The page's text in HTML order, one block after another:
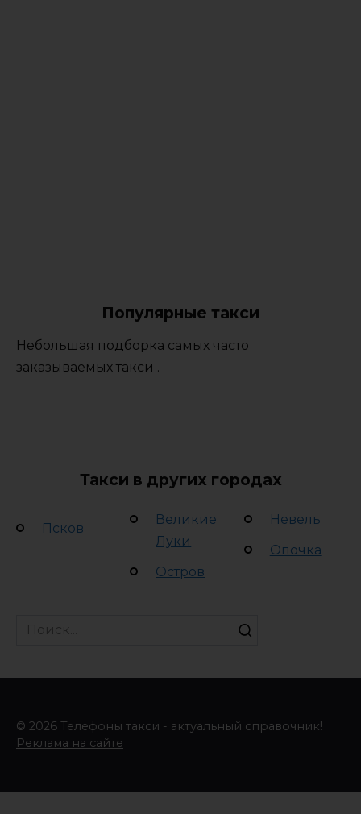
Популярные такси
Небольшая подборка самых часто
заказываемых такси .
Такси в других городах
Псков
Великие
Луки
Остров
Невель
Опочка
Search
© 2026 Телефоны такси - актуальный справочник!
Реклама на сайте